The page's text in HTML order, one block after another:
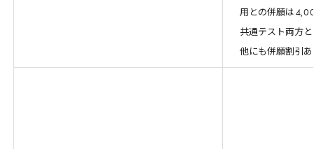
用との併願は 4,
共通テスト両方
他にも併願割引